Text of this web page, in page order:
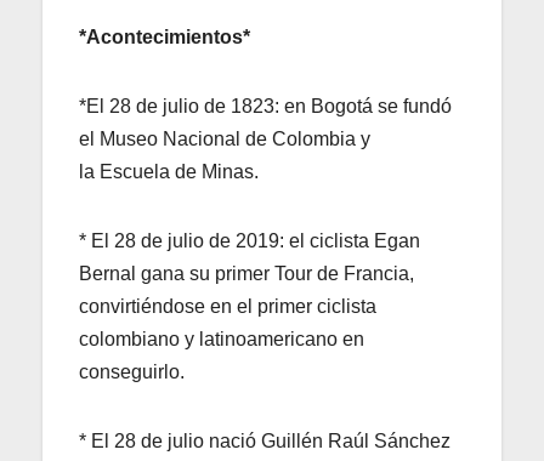
*Acontecimientos*
*El 28 de julio de 1823: en Bogotá se fundó
el Museo Nacional de Colombia y
la Escuela de Minas.
* El 28 de julio de 2019: el ciclista Egan
Bernal gana su primer Tour de Francia,
convirtiéndose en el primer ciclista
colombiano y latinoamericano en
conseguirlo.
* El 28 de julio nació Guillén Raúl Sánchez